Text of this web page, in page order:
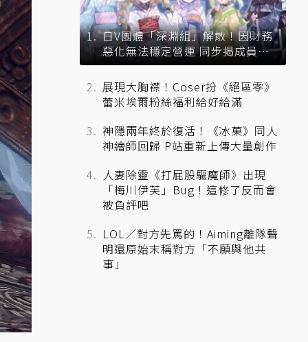
日V團體「深淵組」解散！因財務
惡化無法穩定營運 同步揭成員未
來去向
展現大胸襟！Coser扮《絕區零》
蕾米埃爾粉絲福利給好給滿
神隱兩年終於復活！《冰菓》同人
神繪師回歸 P站重新上傳大量創作
人妻除靈《打屁股驅魔師》出現
「梅川伊芙」Bug！這修了反而會
被負評吧
LOL／對方先罵的！Aiming離隊聲
明還原始末稱對方「不願與他共
事」